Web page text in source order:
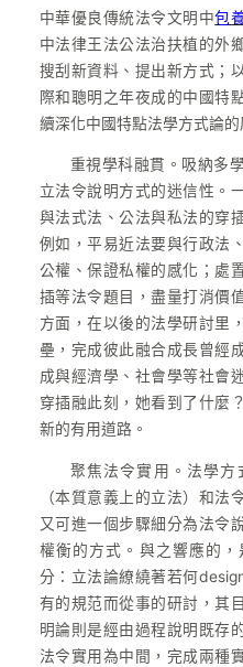
中華優良傳統法令文明中包
中法律王法公法治扶植的外
搜刮新資料、提出新方式；
際和聰明之年夜成的中國特
續深化中國特點法學方式論的
重視學科融貫。吸納多
立法令說明方式的迷信性。
與法式法、公法與私法的穿
例如，平易近法要與行政法
公權、保證私權的感化；處
插等法令題目，盡量打消價
方面，在以後的法學研討里
壘，完成彼此融合成長曾經
成與經濟學、社會學等社會
穿插融此刻，她看到了什麼
新的有用道路。
聚焦法令實用。法學
（本質意義上的立法）和法
又可進一個步驟細分為法令
權衡的方式。與之響應的
分：立法論繚繞著若何
有的規范而從事的研討，其
明論則是經由過程說明既存
法令實用為中間，完成兩種